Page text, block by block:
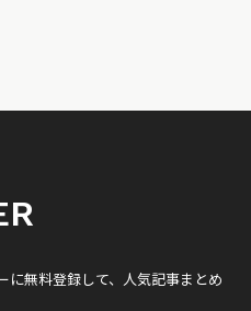
に無料登録して、人気記事まとめ